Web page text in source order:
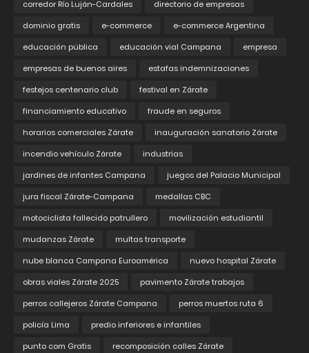
corredor Río Luján-Cardales
directorio de empresas
dominio gratis
e-commerce
e-commerce Argentina
educación pública
educación vial Campana
empresa
empresas de buenos aires
estafas indemnizaciones
festejos centenario club
festival en Zárate
financiamiento educativo
fraude en seguros
horarios comerciales Zárate
inauguración sanatorio Zárate
incendio vehículo Zárate
industrias
jardines de infantes Campana
juegos del Palacio Municipal
jura fiscal Zárate-Campana
medallas CBC
motociclista fallecido patrullero
movilización estudiantil
mudanzas Zárate
multas transporte
nube blanca Campana Euroamérica
nuevo hospital Zárate
obras viales Zárate 2025
pavimento Zárate trabajos
perros callejeros Zárate Campana
perros muertos ruta 6
policía Lima
predio inferiores e infantiles
punto com Gratis
recomposición calles Zárate